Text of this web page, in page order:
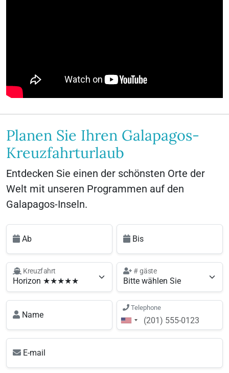
Planen Sie Ihren Galapagos-
Kreuzfahrturlaub
Entdecken Sie einen der schönsten Orte der
Welt mit unseren Programmen auf den
Galapagos-Inseln.
Ab Bis
Kreuzfahrt # gäste
Name
Telephone
E-mail